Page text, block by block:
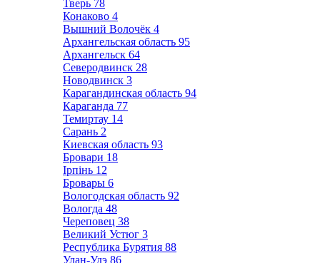
Тверь 78
Конаково 4
Вышний Волочёк 4
Архангельская область 95
Архангельск 64
Северодвинск 28
Новодвинск 3
Карагандинская область 94
Караганда 77
Темиртау 14
Сарань 2
Киевская область 93
Бровари 18
Ірпінь 12
Бровары 6
Вологодская область 92
Вологда 48
Череповец 38
Великий Устюг 3
Республика Бурятия 88
Улан-Удэ 86